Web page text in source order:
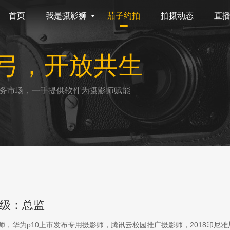
首页 我是摄影狮 茄子约拍 拍摄动态 直
，开放共生
市场，一手提供软件为摄影师赋能
：总监
，华为p10上市发布专用摄影师，腾讯云校园推广摄影师，2018印尼